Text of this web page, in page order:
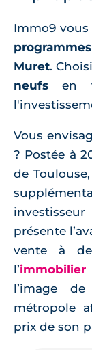
Immo9
programmes
Muret.
neufs en
Vous
? Postée à
de
présente
vente à
l’
l’image
métropole
prix de son